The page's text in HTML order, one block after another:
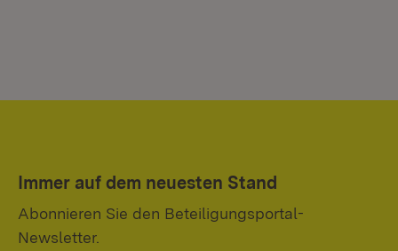
Immer auf dem neuesten Stand
Abonnieren Sie den Beteiligungsportal-
Newsletter.